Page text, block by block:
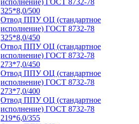
исполнение) ГОСТ 8732-78
325*8,0/500
Отвод ППУ ОЦ (стандартное
исполнение) ГОСТ 8732-78
325*8,0/450
Отвод ППУ ОЦ (стандартное
исполнение) ГОСТ 8732-78
273*7,0/450
Отвод ППУ ОЦ (стандартное
исполнение) ГОСТ 8732-78
273*7,0/400
Отвод ППУ ОЦ (стандартное
исполнение) ГОСТ 8732-78
219*6,0/355